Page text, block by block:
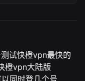
试快橙vpn最快的
橙vpn大陆版
同时登几个号